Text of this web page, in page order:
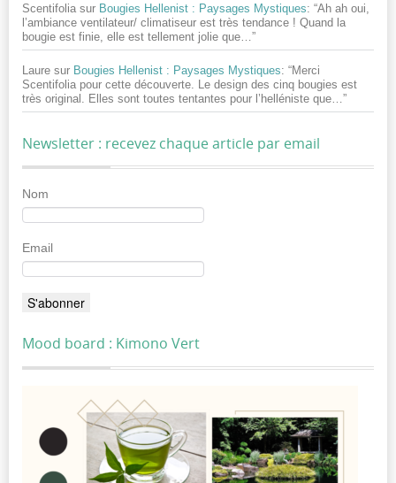
Scentifolia sur Bougies Hellenist : Paysages Mystiques: “Ah ah oui,
l’ambiance ventilateur/ climatiseur est très tendance ! Quand la
bougie est finie, elle est tellement jolie que… ”
Laure sur Bougies Hellenist : Paysages Mystiques: “Merci
Scentifolia pour cette découverte. Le design des cinq bougies est
très original. Elles sont toutes tentantes pour l’helléniste que… ”
Newsletter : recevez chaque article par email
Nom
Email
Mood board : Kimono Vert